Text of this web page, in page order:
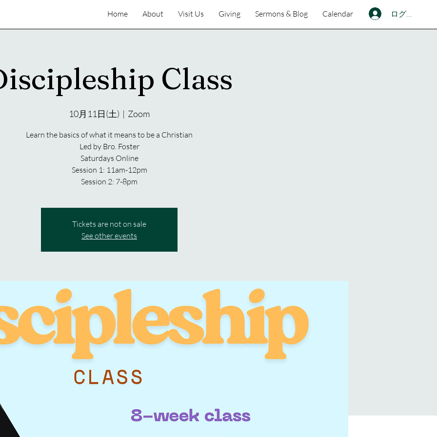
Home About Visit Us Giving Sermons & Blog Calendar ログイン
Class
10月11日(土)
  |
Zoom
Learn the basics of what it means to be a Christian
Led by Bro. Foster
Saturdays Online
Session 1: 11am-12pm
Session 2: 7-8pm
Tickets are not on sale
See other events